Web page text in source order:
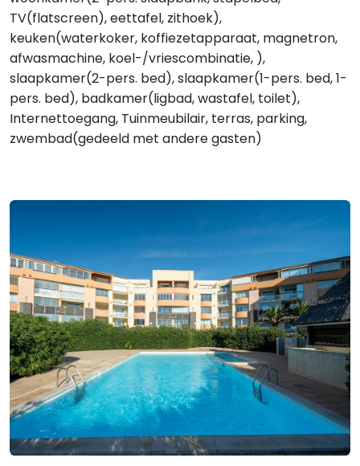
TV(flatscreen), eettafel, zithoek),
keuken(waterkoker, koffiezetapparaat, magnetron,
afwasmachine, koel-/vriescombinatie, ),
slaapkamer(2-pers. bed), slaapkamer(1-pers. bed, 1-
pers. bed), badkamer(ligbad, wastafel, toilet),
Internettoegang, Tuinmeubilair, terras, parking,
zwembad(gedeeld met andere gasten)